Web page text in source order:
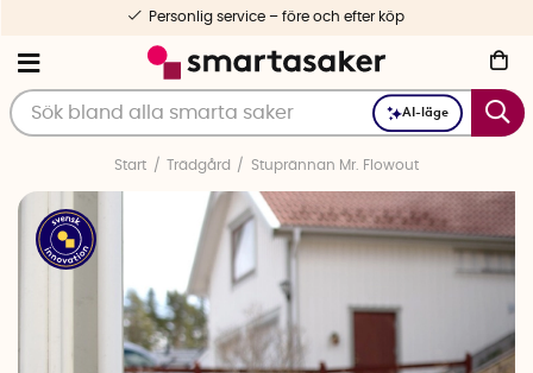
AI-läge
Personlig service – före och efter köp
Start Trädgård Stuprännan Mr. Flowout